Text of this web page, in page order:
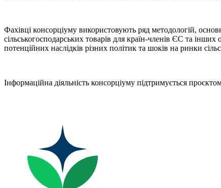
Фахівці консорціуму використовують ряд методологій,
сільськогосподарських товарів для країн-членів ЄС та
потенційних наслідків різних політик та шоків на ринки
Інформаційна діяльність консорціуму підтримується